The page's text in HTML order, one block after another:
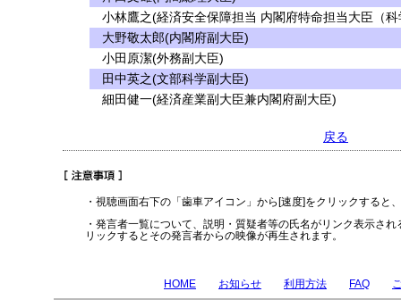
小林鷹之(経済安全保障担当 内閣府特命担当大臣（
大野敬太郎(内閣府副大臣)
小田原潔(外務副大臣)
田中英之(文部科学副大臣)
細田健一(経済産業副大臣兼内閣府副大臣)
戻る
・視聴画面右下の「歯車アイコン」から[速度]をクリックすると
・発言者一覧について、説明・質疑者等の氏名がリンク表示さ
リックするとその発言者からの映像が再生されます。
HOME お知らせ 利用方法 FAQ